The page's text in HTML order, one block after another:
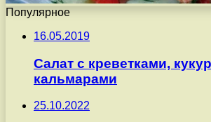
Популярное
16.05.2019
Салат с креветками,
кальмарами
25.10.2022